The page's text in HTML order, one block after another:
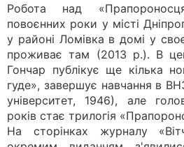
Робота над
повоєнних роки у місті
у районі Ломівка в домі у
проживає там (2013 р.). В
Гончар публікує ще кілька
гуде», завершує навчання в
університет, 1946), але
років стає трилогія
На сторінках журналу